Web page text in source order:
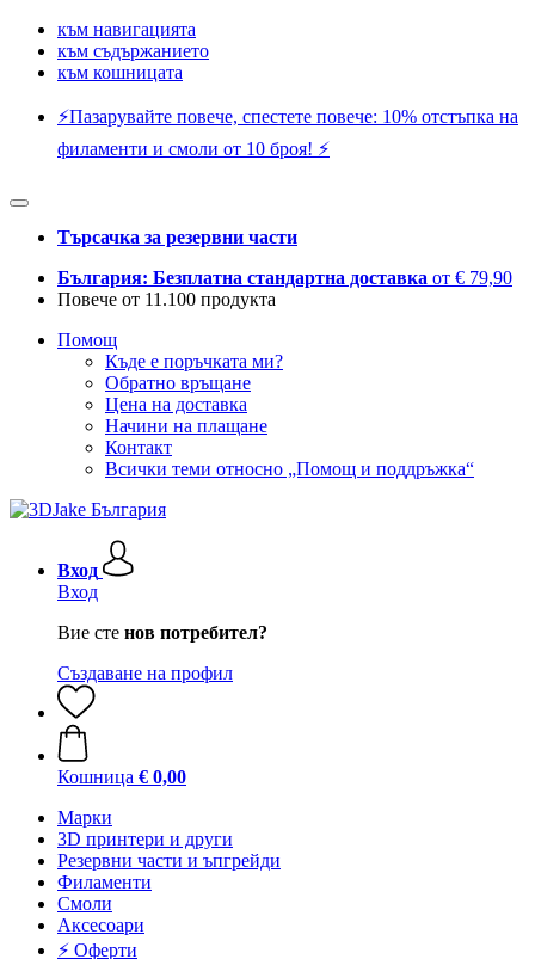
към навигацията
към съдържанието
към кошницата
⚡️Пазарувайте повече, спестете повече: 10% отстъпка на
филаменти и смоли от 10 броя! ⚡️
Търсачка за резервни части
България: Безплатна стандартна доставка от € 79,90
Повече от 11.100 продукта
Помощ
Къде е поръчката ми?
Обратно връщане
Цена на доставка
Начини на плащане
Контакт
Всички теми относно „Помощ и поддръжка“
Вход
Вход
Вие сте нов потребител?
Създаване на профил
Кошница € 0,00
Mарки
3D принтери и други
Резервни части и ъпгрейди
Филаменти
Смоли
Аксесоари
⚡ Оферти